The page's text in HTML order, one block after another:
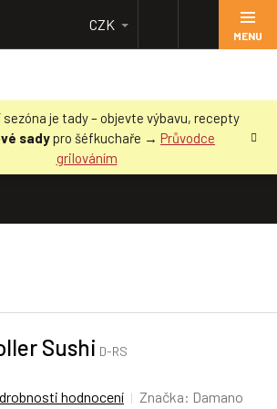
sezóna je tady – objevte výbavu, recepty
sadypro šéfkuchaře → Průvodce
grilováním
CZK
Sushi D-RS
hodnocení Značka: Damano